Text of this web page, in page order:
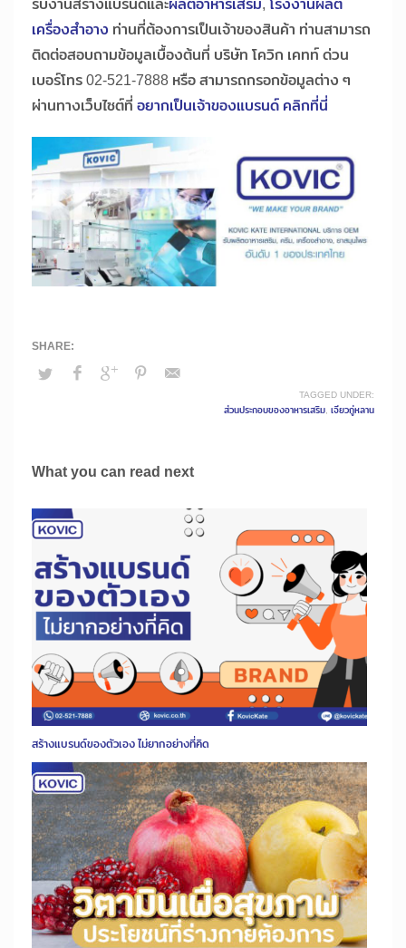
เครื่องสำอาง ท่านที่ต้องการเป็นเจ้าของสินค้า ท่านสามารถ
ติดต่อสอบถามข้อมูลเบื้องต้นที่ บริษัท โควิก เคทท์ ด่วน
เบอร์โทร 02-521-7888 หรือ สามารถกรอกข้อมูลต่าง ๆ
ผ่านทางเว็บไซต์ที่ อยากเป็นเจ้าของแบรนด์ คลิกที่นี่
TAGGED UNDER:
ส่วนประกอบของอาหารเสริม, เจียวกู่หลาน
What you can read next
สร้างแบรนด์ของตัวเอง ไม่ยากอย่างที่คิด